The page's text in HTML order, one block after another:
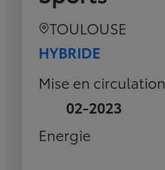
TOULOUSE
HYBRIDE
Mise en circulation
02-2023
Energie